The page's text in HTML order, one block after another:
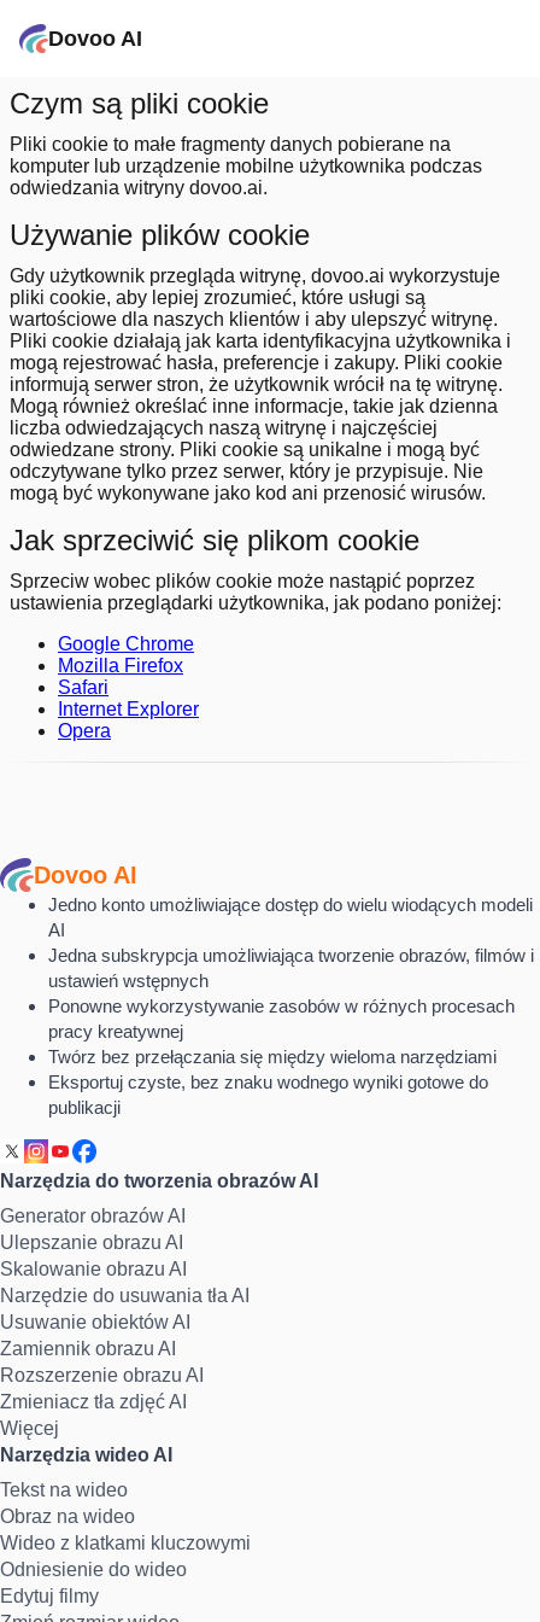
Dovoo AI
Czym są pliki cookie
Pliki cookie to małe fragmenty danych pobierane na
komputer lub urządzenie mobilne użytkownika podczas
odwiedzania witryny dovoo.ai.
Używanie plików cookie
Gdy użytkownik przegląda witrynę, dovoo.ai wykorzystuje
pliki cookie, aby lepiej zrozumieć, które usługi są
wartościowe dla naszych klientów i aby ulepszyć witrynę.
Pliki cookie działają jak karta identyfikacyjna użytkownika i
mogą rejestrować hasła, preferencje i zakupy. Pliki cookie
informują serwer stron, że użytkownik wrócił na tę witrynę.
Mogą również określać inne informacje, takie jak dzienna
liczba odwiedzających naszą witrynę i najczęściej
odwiedzane strony. Pliki cookie są unikalne i mogą być
odczytywane tylko przez serwer, który je przypisuje. Nie
mogą być wykonywane jako kod ani przenosić wirusów.
Jak sprzeciwić się plikom cookie
Sprzeciw wobec plików cookie może nastąpić poprzez
ustawienia przeglądarki użytkownika, jak podano poniżej:
Google Chrome
Mozilla Firefox
Safari
Internet Explorer
Opera
Dovoo AI
Jedno konto umożliwiające dostęp do wielu wiodących modeli
AI
Jedna subskrypcja umożliwiająca tworzenie obrazów, filmów i
ustawień wstępnych
Ponowne wykorzystywanie zasobów w różnych procesach
pracy kreatywnej
Twórz bez przełączania się między wieloma narzędziami
Eksportuj czyste, bez znaku wodnego wyniki gotowe do
publikacji
Narzędzia do tworzenia obrazów AI
Generator obrazów AI
Ulepszanie obrazu AI
Skalowanie obrazu AI
Narzędzie do usuwania tła AI
Usuwanie obiektów AI
Zamiennik obrazu AI
Rozszerzenie obrazu AI
Zmieniacz tła zdjęć AI
Więcej
Narzędzia wideo AI
Tekst na wideo
Obraz na wideo
Wideo z klatkami kluczowymi
Odniesienie do wideo
Edytuj filmy